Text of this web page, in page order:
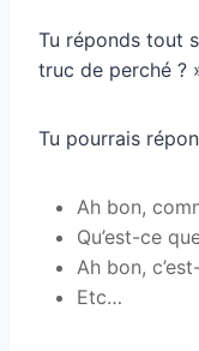
Tu réponds tout
truc de perché ?
Tu pourrais
Ah bon,
Qu’est-ce
Ah bon,
Etc…